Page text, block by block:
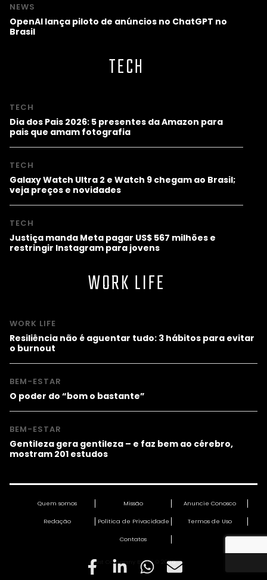
NEWS
OpenAI lança piloto de anúncios no ChatGPT no
Brasil
TECH
TECH
Dia dos Pais 2026: 5 presentes da Amazon para
pais que amam fotografia
TECH
Galaxy Watch Ultra 2 e Watch 9 chegam ao Brasil;
veja preços e novidades
TECH
Justiça manda Meta pagar US$ 567 milhões e
restringir Instagram para jovens
WORK LIFE
WORK LIFE
Resiliência não é aguentar tudo: 3 hábitos para evitar
o burnout
BEM-ESTAR
O poder do “bom o bastante”
BEM-ESTAR
Gentileza gera gentileza – e faz bem ao cérebro,
mostram 201 estudos
Quem somos Missão Anuncie Conosco
Redação Política de Privacidade Termos de Uso
Contatos
Fast Company Brasil © 2026